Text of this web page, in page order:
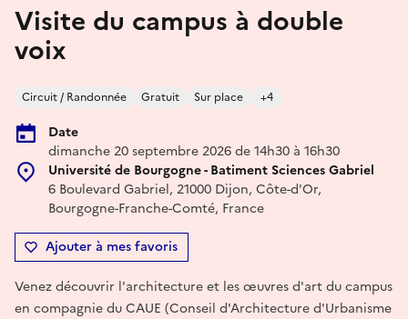
Visite du campus à double
voix
Circuit / Randonnée Gratuit Sur place +4
Date
dimanche 20 septembre 2026 de 14h30 à 16h30
Université de Bourgogne - Batiment Sciences Gabriel
6 Boulevard Gabriel, 21000 Dijon, Côte-d'Or,
Bourgogne-Franche-Comté, France
Ajouter à mes favoris
Venez découvrir l'architecture et les œuvres d'art du campus
en compagnie du CAUE (Conseil d'Architecture d'Urbanisme